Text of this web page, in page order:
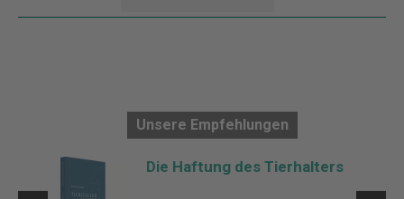
Unsere Empfehlungen
Die Haftung des Tierhalters